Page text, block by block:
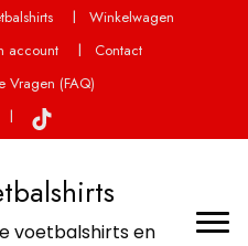
Winkelwagen
account
Contact
Vragen (FAQ)
voetbalshirts en